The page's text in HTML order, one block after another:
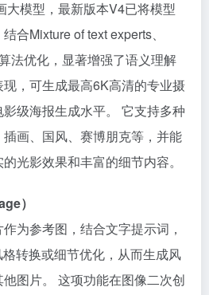
大模型，最新版本V4已将模型
合Mixture of text experts、
法优化，显著增强了语义理解
，可生成最高6K高清的专业摄
级海报生成水平。 它支持多种
画、国风、赛博朋克等，并能
光影效果和丰富的细节内容。
）
为参考图，结合文字提示词，
转换或细节优化，从而生成风
图片。 这项功能在图像二次创